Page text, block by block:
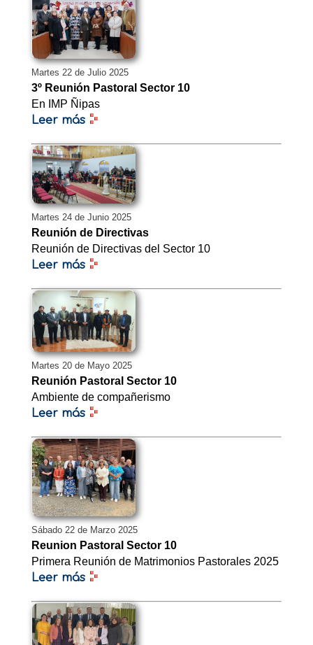
Martes 22 de Julio 2025
3º Reunión Pastoral Sector 10
En IMP Ñipas
Leer más
Martes 24 de Junio 2025
Reunión de Directivas
Reunión de Directivas del Sector 10
Leer más
Martes 20 de Mayo 2025
Reunión Pastoral Sector 10
Ambiente de compañerismo
Leer más
Sábado 22 de Marzo 2025
Reunion Pastoral Sector 10
Primera Reunión de Matrimonios Pastorales 2025
Leer más